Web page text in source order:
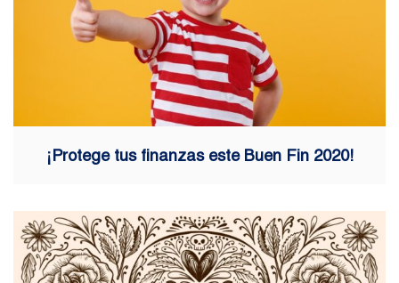
¡Protege tus finanzas este Buen Fin 2020!